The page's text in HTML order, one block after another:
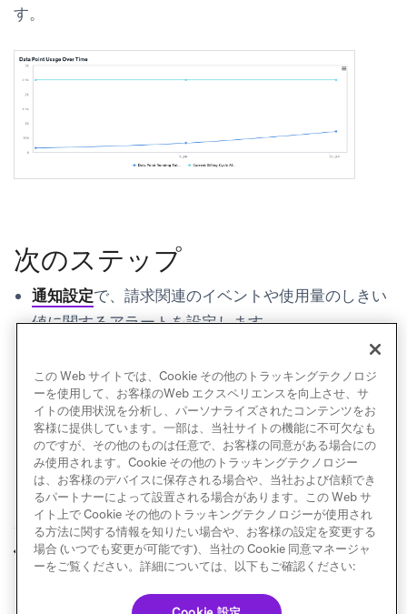
す。
次のステップ
通知設定で、請求関連のイベントや使用量のしきい
値に関するアラートを設定します。
で、メッセージク
レジットの消費量を監視します。
前へ メッセージングレー
ト制限
次へ
クレジット使用量ダ
ッシュボード
この Web サイトでは、Cookie その他のトラッキングテクノロジ
ーを使用して、お客様のWeb エクスペリエンスを向上させ、サ
イトの使用状況を分析し、パーソナライズされたコンテンツをお
客様に提供しています。一部は、当社サイトの機能に不可欠なも
のですが、その他のものは任意で、お客様の同意がある場合にの
み使用されます。Cookie その他のトラッキングテクノロジー
は、お客様のデバイスに保存される場合や、当社および信頼でき
るパートナーによって設置される場合があります。この Web サ
イト上で Cookie その他のトラッキングテクノロジーが使用され
る方法に関する情報を知りたい場合や、お客様の設定を変更する
場合 (いつでも変更が可能です)、当社の Cookie 同意マネージャ
ーをご覧ください。詳細については、以下もご確認ください: